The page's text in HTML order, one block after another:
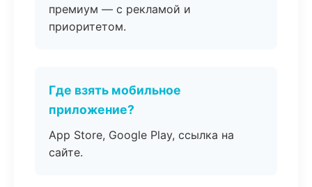
премиум — с рекламой и
приоритетом.
Где взять мобильное
приложение?
App Store, Google Play, ссылка на
сайте.